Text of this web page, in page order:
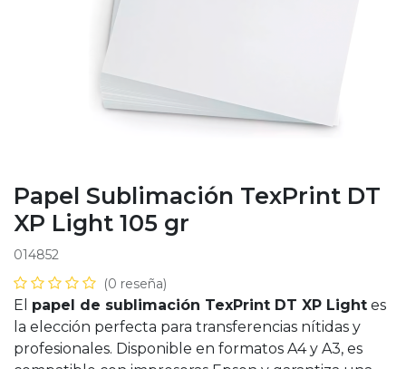
Papel Sublimación TexPrint DT
XP Light 105 gr
014852
(0 reseña)
El papel de sublimación TexPrint DT XP Light es
la elección perfecta para transferencias nítidas y
profesionales. Disponible en formatos A4 y A3, es